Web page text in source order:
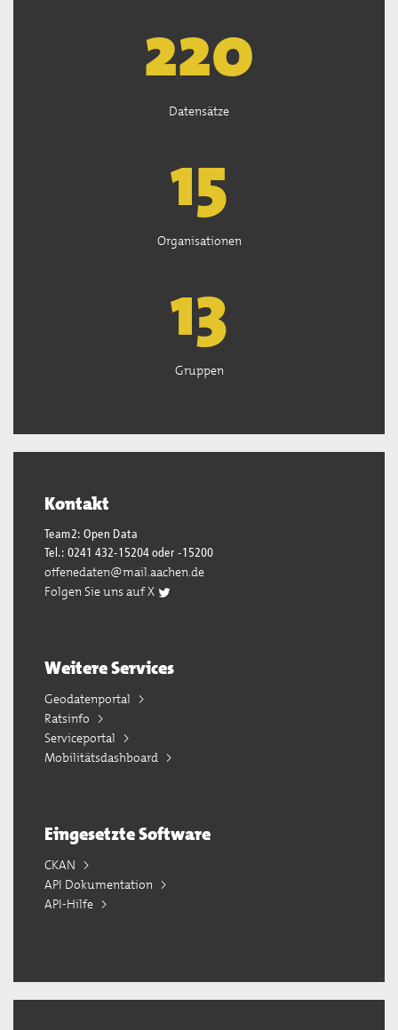
222
Datensätze
15
Organisationen
13
Gruppen
Kontakt
Team2: Open Data
Tel.: 0241 432-15204 oder -15200
offenedaten@mail.aachen.de
Folgen Sie uns auf X
Weitere Services
Geodatenportal
Ratsinfo
Serviceportal
Mobilitätsdashboard
Eingesetzte Software
CKAN
API Dokumentation
API-Hilfe